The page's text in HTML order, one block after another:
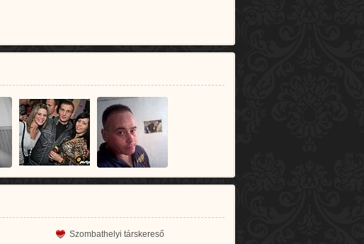
Szombathelyi társkereső